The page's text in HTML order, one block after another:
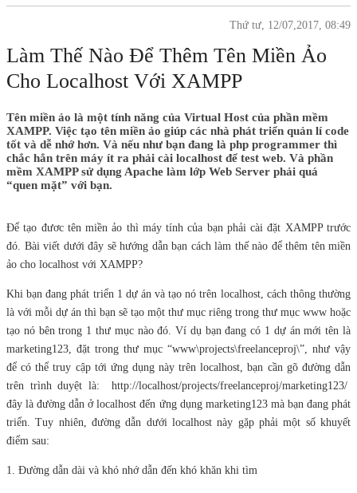
Thứ tư, 12/07,2017, 08:49
Làm Thế Nào Để Thêm Tên Miền Ảo
Cho Localhost Với XAMPP
Tên miền ảo là một tính năng của Virtual Host của phần mềm
XAMPP. Việc tạo tên miền ảo giúp các nhà phát triển quản lí code
tốt và dễ nhớ hơn. Và nếu như bạn đang là php programmer thì
chắc hẳn trên máy ít ra phải cài localhost để test web. Và phần
mềm XAMPP sử dụng Apache làm lớp Web Server phải quá
“quen mặt” với bạn.
Để tạo đươc tên miền ảo thì máy tính của bạn phải cài đặt XAMPP trước
đó. Bài viết dưới đây sẽ hướng dẫn bạn cách làm thế nào để thêm tên miền
ảo cho localhost với XAMPP?
Khi bạn đang phát triển 1 dự án và tạo nó trên localhost, cách thông thường
là với mỗi dự án thì bạn sẽ tạo một thư mục riêng trong thư mục www hoặc
tạo nó bên trong 1 thư mục nào đó. Ví dụ bạn đang có 1 dự án mới tên là
marketing123, đặt trong thư mục “www\projects\freelanceproj\”, như vậy
để có thể truy cập tới ứng dụng này trên localhost, bạn cần gõ đường dẫn
trên trình duyệt là: http://localhost/projects/freelanceproj/marketing123/
đây là đường dẫn ở localhost đến ứng dụng marketing123 mà bạn đang phát
triển. Tuy nhiên, đường dẫn dưới localhost này gặp phải một số khuyết
điểm sau:
1. Đường dẫn dài và khó nhớ dẫn đến khó khăn khi tìm